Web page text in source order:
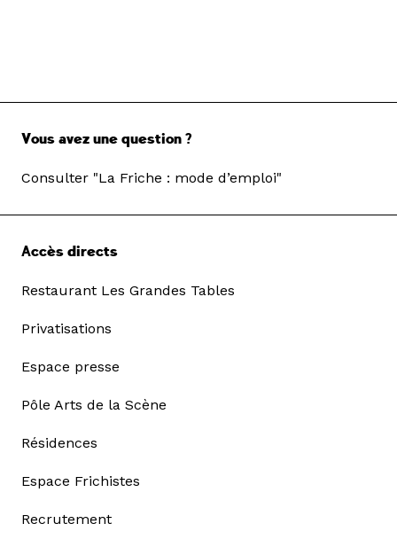
Vous avez une question ?
Consulter "La Friche : mode d’emploi"
Accès directs
Restaurant Les Grandes Tables
Privatisations
Espace presse
Pôle Arts de la Scène
Résidences
Espace Frichistes
Recrutement